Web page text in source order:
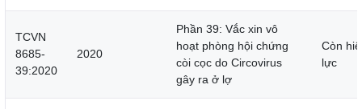
TCVN
8685-
39:2020
2020
Phần 39: Vắc xin vô
hoạt phòng hội chứng
còi cọc do Circovirus
gây ra ở lợ
Còn
lực